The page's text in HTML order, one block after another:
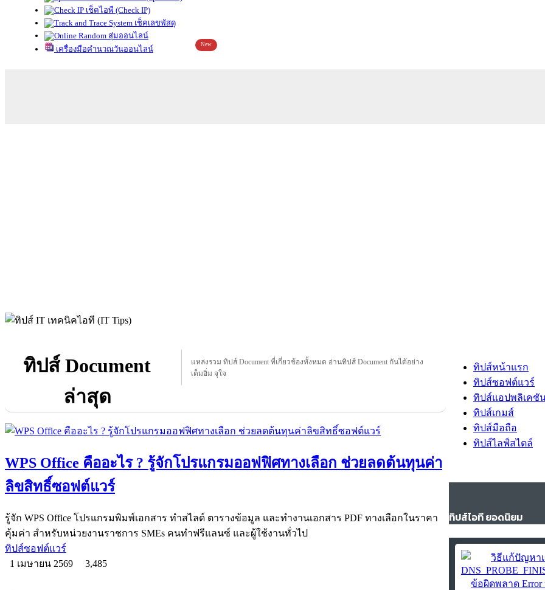
เช็คไอพี (Check IP)
เช็คเลขพัสดุ
สุ่มออนไลน์
เครื่องมือคำนวณวันออนไลน์
New
ทิปส์ Document
ล่าสุด
แหล่งรวม ทิปส์ Document ที่เกี่ยวข้องทั้งหมด อ่านทิปส์ Document กันได้อย่าง
เต็มอิ่ม จุใจ
WPS Office คืออะไร ? รู้จักโปรแกรมออฟฟิศทางเลือก ช่วยลดต้นทุนค่า
ลิขสิทธิ์ซอฟต์แวร์
รู้จัก WPS Office โปรแกรมพิมพ์เอกสาร ทำสไลด์ ตารางข้อมูล และทำงานเอกสาร PDF ทางเลือกในราคา
คุ้มค่า สำหรับหน่วยงานราชการ SMEs คนทำฟรีแลนซ์ และผู้ใช้งานทั่วไป
ทิปส์ซอฟต์แวร์
1 เมษายน 2569
3,485
ทิปส์หน้าแรก
ทิปส์ซอฟต์แวร์
ทิปส์แอปพลิเคชั
ทิปส์เกมส์
ทิปส์มือถือ
ทิปส์ไลฟ์สไตล์
ทิปส์ไอที ยอดนิยม